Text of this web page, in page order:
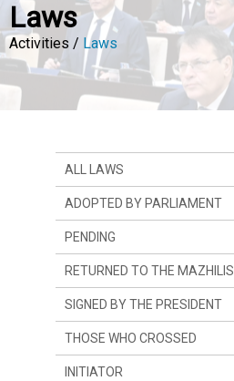
Laws
Activities / Laws
ALL LAWS
ADOPTED BY PARLIAMENT
PENDING
RETURNED TO THE MAZHILIS
SIGNED BY THE PRESIDENT
THOSE WHO CROSSED
SINCE LAST YEAR
INITIATOR